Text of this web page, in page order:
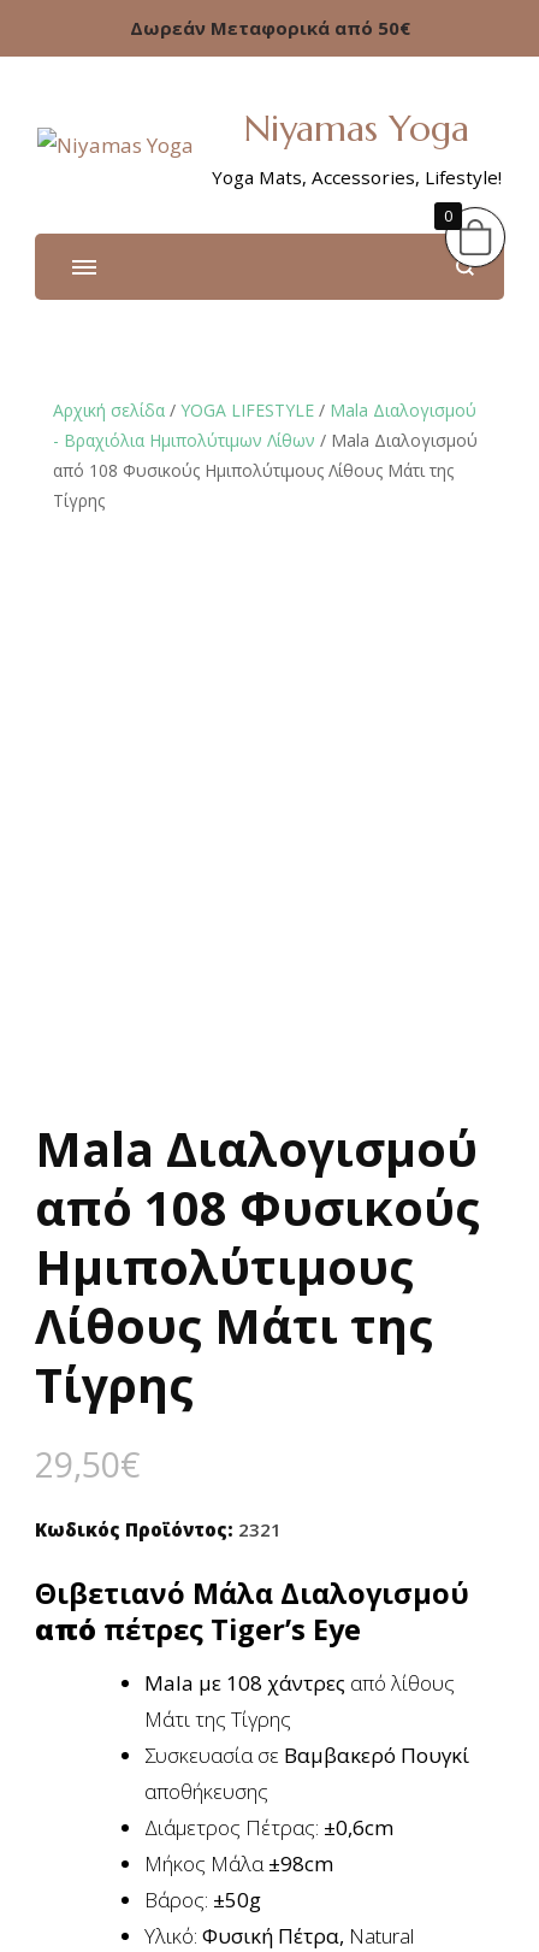
Δωρεάν Μεταφορικά από 50€
Niyamas Yoga
Yoga Mats, Accessories, Lifestyle!
Αρχική σελίδα / YOGA LIFESTYLE / Mala Διαλογισμού
- Βραχιόλια Ημιπολύτιμων Λίθων / Μala Διαλογισμού
από 108 Φυσικούς Ημιπολύτιμους Λίθους Μάτι της
Τίγρης
Μala Διαλογισμού
από 108 Φυσικούς
Ημιπολύτιμους
Λίθους Μάτι της
Τίγρης
29,50€
Κωδικός Προϊόντος: 2321
Θιβετιανό Μάλα Διαλογισμού
από πέτρες Tiger’s Eye
Mala με 108 χάντρες από λίθους
Μάτι της Τίγρης
Συσκευασία σε Βαμβακερό Πουγκί
αποθήκευσης
Διάμετρος Πέτρας: ±0,6cm
Μήκος Μάλα±98cm
Βάρος: ±50g
Υλικό: Φυσική Πέτρα, Natural
0